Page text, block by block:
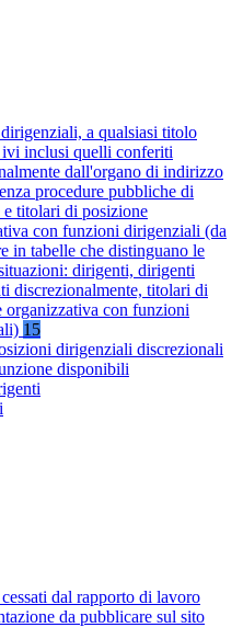
a qualsiasi titolo
inclusi quelli conferiti
dall'organo di indirizzo
procedure pubbliche di
e titolari di posizione
con funzioni dirigenziali (da
in tabelle che distinguano le
dirigenti, dirigenti
discrezionalmente, titolari di
organizzativa con funzioni
15
dirigenziali discrezionali
disponibili
dal rapporto di lavoro
da pubblicare sul sito